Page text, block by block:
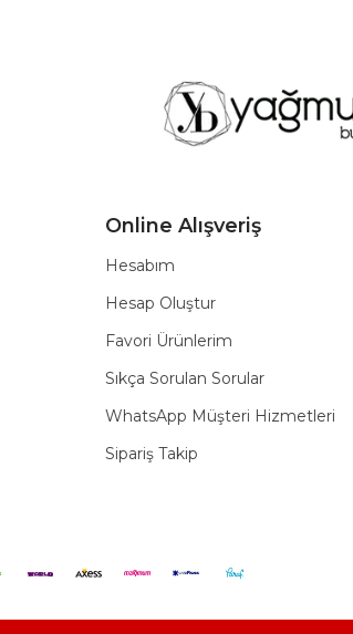
Online Alışveriş
Hesabım
Hesap Oluştur
Favori Ürünlerim
Sıkça Sorulan Sorular
WhatsApp Müşteri Hizmetleri
Sipariş Takip